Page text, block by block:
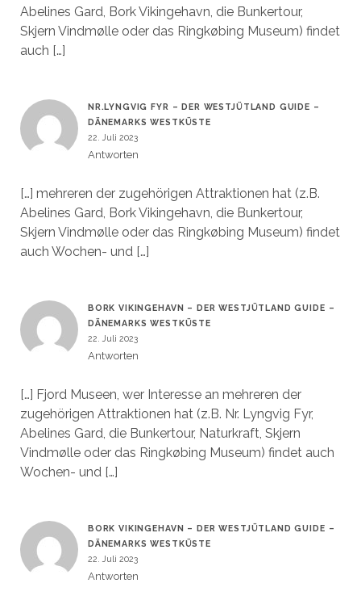
Abelines Gard, Bork Vikingehavn, die Bunkertour,
Skjern Vindmølle oder das Ringkøbing Museum) findet
auch […]
NR.LYNGVIG FYR – DER WESTJÜTLAND GUIDE –
DÄNEMARKS WESTKÜSTE
22. Juli 2023
Antworten
[…] mehreren der zugehörigen Attraktionen hat (z.B.
Abelines Gard, Bork Vikingehavn, die Bunkertour,
Skjern Vindmølle oder das Ringkøbing Museum) findet
auch Wochen- und […]
BORK VIKINGEHAVN – DER WESTJÜTLAND GUIDE –
DÄNEMARKS WESTKÜSTE
22. Juli 2023
Antworten
[…] Fjord Museen, wer Interesse an mehreren der
zugehörigen Attraktionen hat (z.B. Nr. Lyngvig Fyr,
Abelines Gard, die Bunkertour, Naturkraft, Skjern
Vindmølle oder das Ringkøbing Museum) findet auch
Wochen- und […]
BORK VIKINGEHAVN – DER WESTJÜTLAND GUIDE –
DÄNEMARKS WESTKÜSTE
22. Juli 2023
Antworten